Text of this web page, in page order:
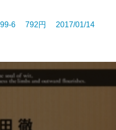
6 792円 2017/01/14